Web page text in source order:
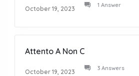
October 19, 2023 1 Answer
Attento A Non C
October 19, 2023 3 Answers